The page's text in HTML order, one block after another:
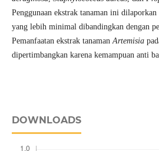
Penggunaan ekstrak tanaman ini
yang lebih minimal dibandingkan dengan
Pemanfaatan ekstrak tanamanArtemisia
dipertimbangkan karena kemampuan anti
DOWNLOADS